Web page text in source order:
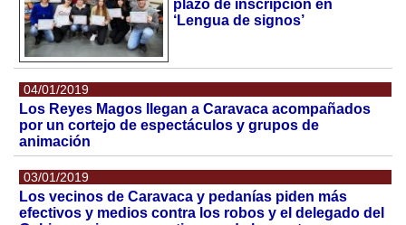
plazo de inscripción en
‘Lengua de signos’
04/01/2019
Los Reyes Magos llegan a Caravaca acompañados
por un cortejo de espectáculos y grupos de
animación
03/01/2019
Los vecinos de Caravaca y pedanías piden más
efectivos y medios contra los robos y el delegado del